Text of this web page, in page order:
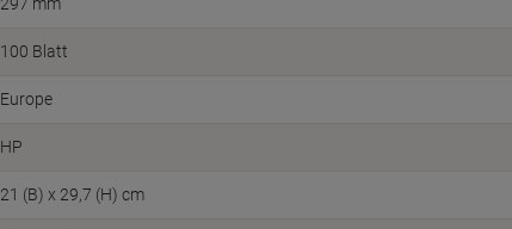
100 Blatt
Europe
HP
21 (B) x 29,7 (H) cm